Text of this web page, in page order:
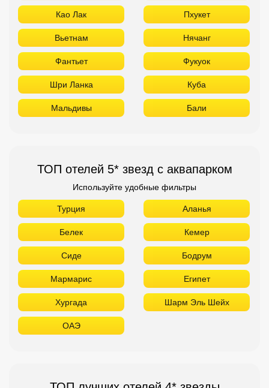
Као Лак Пхукет
Вьетнам Нячанг
Фантьет Фукуок
Шри Ланка Куба
Мальдивы Бали
ТОП отелей 5* звезд с аквапарком
Используйте удобные фильтры
Турция Аланья
Белек Кемер
Сиде Бодрум
Мармарис Египет
Хургада Шарм Эль Шейх
ОАЭ